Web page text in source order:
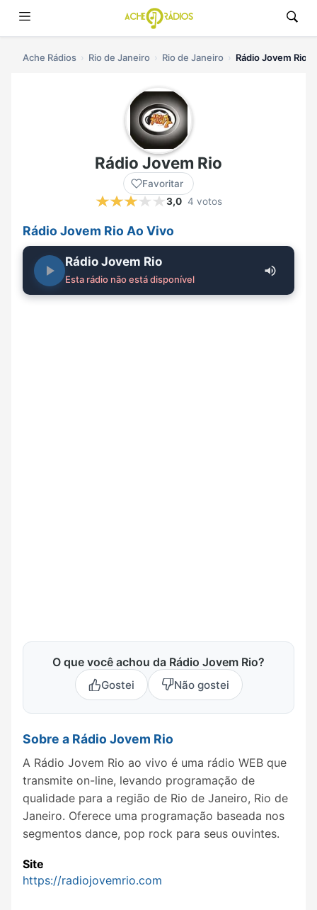
Ache Rádios Rio de Janeiro Rio de Janeiro Rádio Jovem Rio
Rádio Jovem Rio
Favoritar
3,0 4 votos
Rádio Jovem Rio Ao Vivo
Rádio Jovem Rio
Esta rádio não está disponível
O que você achou da Rádio Jovem Rio?
Gostei Não gostei
Sobre a Rádio Jovem Rio
A Rádio Jovem Rio ao vivo é uma rádio WEB que
transmite on-line, levando programação de
qualidade para a região de Rio de Janeiro, Rio de
Janeiro. Oferece uma programação baseada nos
segmentos dance, pop rock para seus ouvintes.
Site
https://radiojovemrio.com